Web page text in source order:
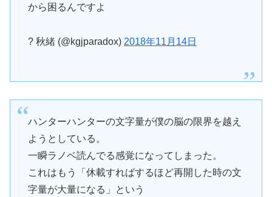
から困るんですよ
? 秋緒 (@kgjparadox) 2018年11月14日
ハンターハンターの文字量が僕の脳の限界を越え
ようとしている。
一瞬ラノベ読んでる感覚になってしまった。
これはもう「休載すればするほど再開した時の文
字量が大量になる」という